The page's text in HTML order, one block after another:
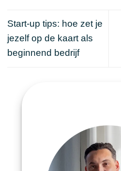
Start-up tips: hoe zet je
jezelf op de kaart als
beginnend bedrijf